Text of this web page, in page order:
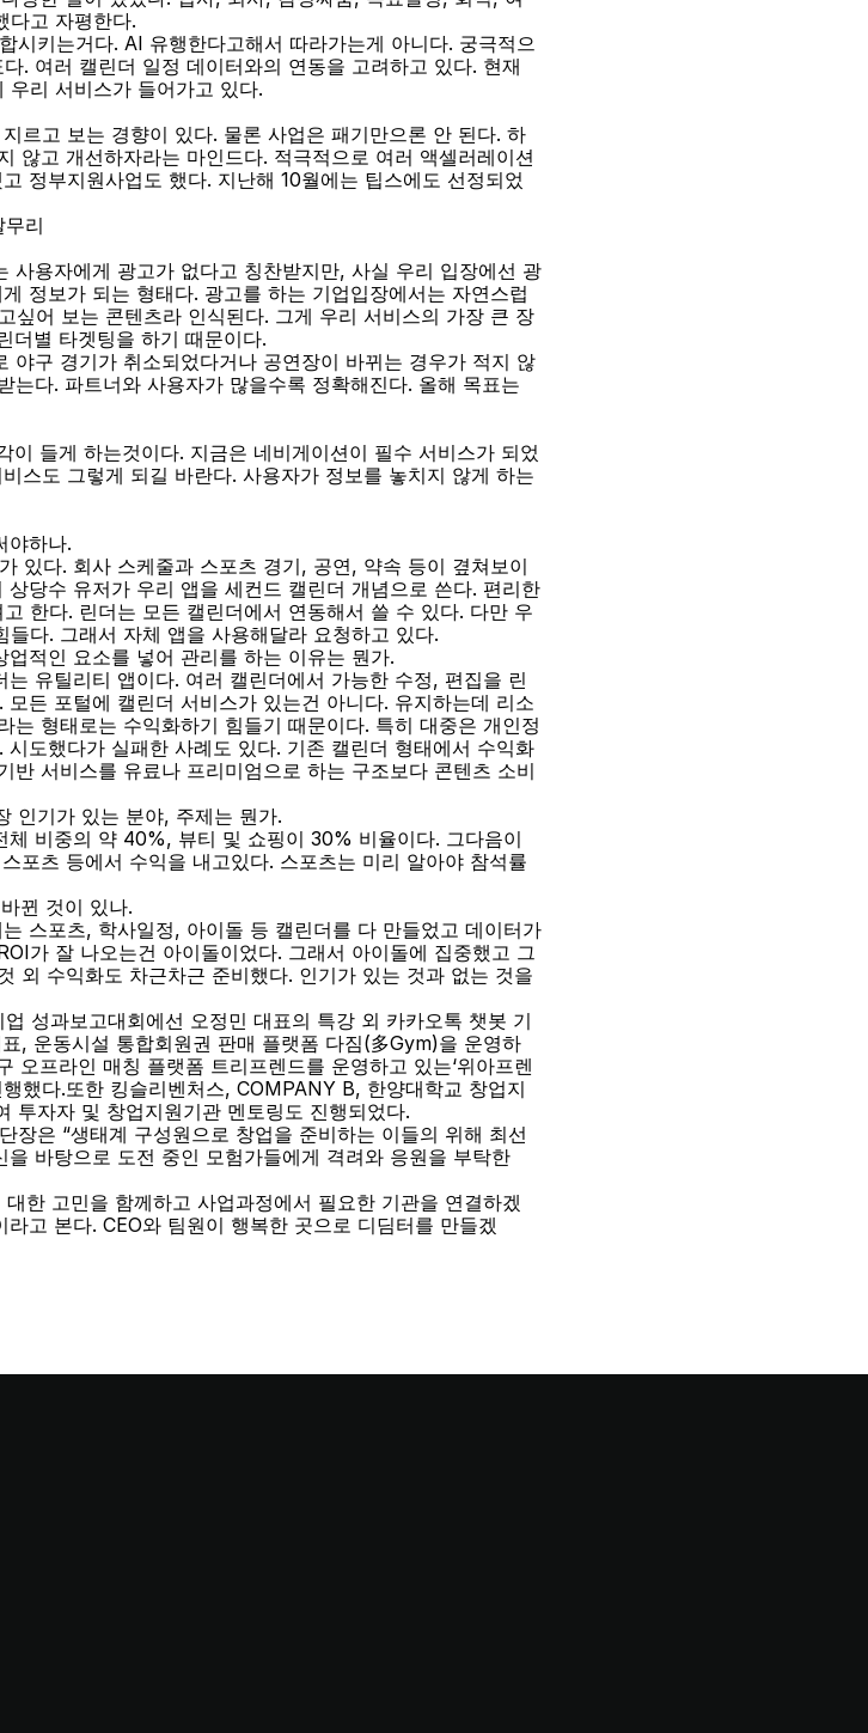
다고 자평한다.
시키는거다. AI 유행한다고해서 따라가는게 아니다. 궁극적으
. 여러 캘린더 일정 데이터와의 연동을 고려하고 있다. 현재
리 서비스가 들어가고 있다.
르고 보는 경향이 있다. 물론 사업은 패기만으론 안 된다. 하
않고 개선하자라는 마인드다. 적극적으로 여러 액셀러레이션
정부지원사업도 했다. 지난해 10월에는 팁스에도 선정되었
리
사용자에게 광고가 없다고 칭찬받지만, 사실 우리 입장에선 광
정보가 되는 형태다. 광고를 하는 기업입장에서는 자연스럽
싶어 보는 콘텐츠라 인식된다. 그게 우리 서비스의 가장 큰 장
더별 타겟팅을 하기 때문이다.
야구 경기가 취소되었다거나 공연장이 바뀌는 경우가 적지 않
는다. 파트너와 사용자가 많을수록 정확해진다. 올해 목표는
이 들게 하는것이다. 지금은 네비게이션이 필수 서비스가 되었
스도 그렇게 되길 바란다. 사용자가 정보를 놓치지 않게 하는
야하나.
있다. 회사 스케줄과 스포츠 경기, 공연, 약속 등이 곂쳐보이
당수 유저가 우리 앱을 세컨드 캘린더 개념으로 쓴다. 편리한
한다. 린더는 모든 캘린더에서 연동해서 쓸 수 있다. 다만 우
다. 그래서 자체 앱을 사용해달라 요청하고 있다.
적인 요소를 넣어 관리를 하는 이유는 뭔가.
유틸리티 앱이다. 여러 캘린더에서 가능한 수정, 편집을 린
든 포털에 캘린더 서비스가 있는건 아니다. 유지하는데 리소
는 형태로는 수익화하기 힘들기 때문이다. 특히 대중은 개인정
도했다가 실패한 사례도 있다. 기존 캘린더 형태에서 수익화
반 서비스를 유료나 프리미엄으로 하는 구조보다 콘텐츠 소비
인기가 있는 분야, 주제는 뭔가.
비중의 약 40%, 뷰티 및 쇼핑이 30% 비율이다. 그다음이
포츠 등에서 수익을 내고있다. 스포츠는 미리 알아야 참석률
뀐 것이 있나.
스포츠, 학사일정, 아이돌 등 캘린더를 다 만들었고 데이터가
가 잘 나오는건 아이돌이었다. 그래서 아이돌에 집중했고 그
외 수익화도 차근차근 준비했다. 인기가 있는 것과 없는 것을
성과보고대회에선 오정민 대표의 특강 외 카카오톡 챗봇 기
, 운동시설 통합회원권 판매 플랫폼 다짐(多Gym)을 운영하
오프라인 매칭 플랫폼 트리프렌드를 운영하고 있는‘위아프렌
했다.또한 킹슬리벤처스, COMPANY B, 한양대학교 창업지
투자자 및 창업지원기관 멘토링도 진행되었다.
장은 “생태계 구성원으로 창업을 준비하는 이들의 위해 최선
바탕으로 도전 중인 모험가들에게 격려와 응원을 부탁한
한 고민을 함께하고 사업과정에서 필요한 기관을 연결하겠
고 본다. CEO와 팀원이 행복한 곳으로 디딤터를 만들겠